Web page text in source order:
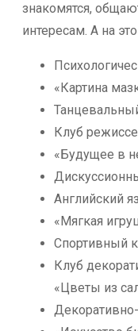
знакомятся,
интересам. А на
«Картина
Клуб
«Будущее в
Английский
«Мягкая
Спортивный
Клуб
«Цветы из